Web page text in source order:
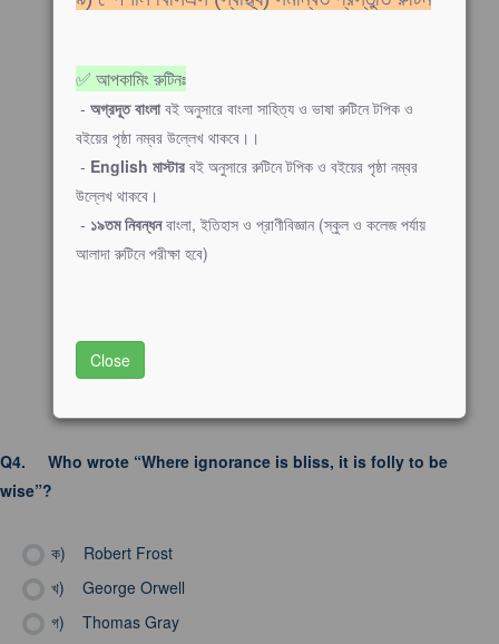
Q4.
Who wrote “Where ignorance is bliss, it is folly to be
wise”?
ক)
Robert Frost
খ)
George Orwell
গ)
Thomas Gray
✅ আপকামিং রুটিনঃ
- অগ্রদূত বাংলাবই অনুসারে বাংলা সাহিত্য ও ভাষা রুটিনে টপিক ও
বইয়ের পৃষ্ঠা নম্বর উল্লেখ থাকবে।।
- English মাস্টারবই অনুসারে রুটিনে টপিক ও বইয়ের পৃষ্ঠা নম্বর
উল্লেখ থাকবে।
- ১৯তম নিবন্ধনবাংলা, ইতিহাস ও প্রাণীবিজ্ঞান (স্কুল ও কলেজ পর্যায়
আলাদা রুটিনে পরীক্ষা হবে)
Close